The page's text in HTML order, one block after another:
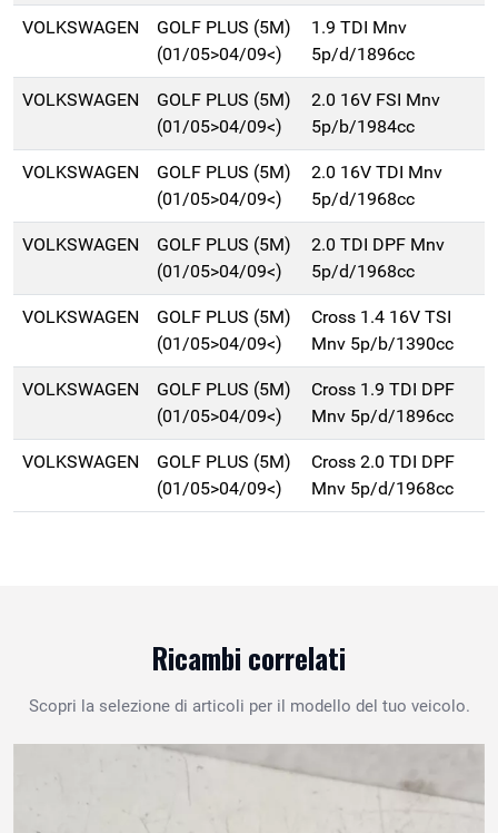
VOLKSWAGEN
GOLF PLUS (5M)
(01/05>04/09<)
1.9 TDI Mnv
5p/d/1896cc
VOLKSWAGEN
GOLF PLUS (5M)
(01/05>04/09<)
2.0 16V FSI Mnv
5p/b/1984cc
VOLKSWAGEN
GOLF PLUS (5M)
(01/05>04/09<)
2.0 16V TDI Mnv
5p/d/1968cc
VOLKSWAGEN
GOLF PLUS (5M)
(01/05>04/09<)
2.0 TDI DPF Mnv
5p/d/1968cc
VOLKSWAGEN
GOLF PLUS (5M)
(01/05>04/09<)
Cross 1.4 16V TSI
Mnv 5p/b/1390cc
VOLKSWAGEN
GOLF PLUS (5M)
(01/05>04/09<)
Cross 1.9 TDI DPF
Mnv 5p/d/1896cc
VOLKSWAGEN
GOLF PLUS (5M)
(01/05>04/09<)
Cross 2.0 TDI DPF
Mnv 5p/d/1968cc
Ricambi correlati
Scopri la selezione di articoli per il modello del tuo veicolo.